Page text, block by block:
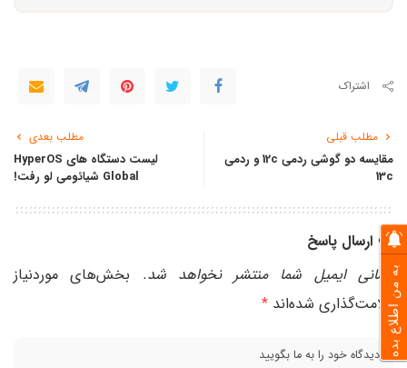
اشتراک
مطلب قبلی
مقایسه دو گوشی ‌ردمی 12c و ‌ردمی
13c
مطلب بعدی
لیست دستگاه های HyperOS
Global شیائومی لو رفت!
ارسال پاسخ
نشانی ایمیل شما منتشر نخواهد شد.
بخش‌های موردنیاز
علامت‌گذاری شده‌اند * به من اطلاع بده